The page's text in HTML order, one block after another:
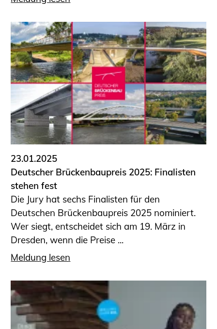
23.01.2025
Deutscher Brückenbaupreis 2025: Finalisten
stehen fest
Die Jury hat sechs Finalisten für den
Deutschen Brückenbaupreis 2025 nominiert.
Wer siegt, entscheidet sich am 19. März in
Dresden, wenn die Preise ...
Meldung lesen